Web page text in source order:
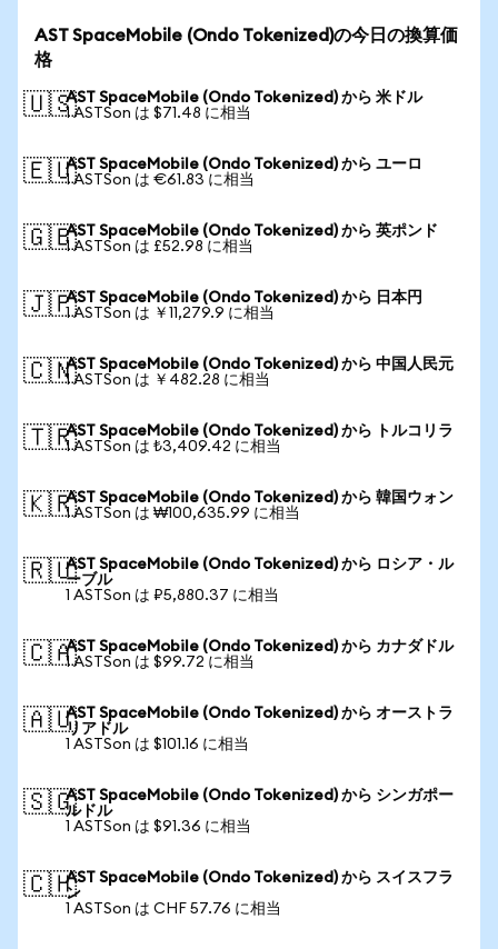
AST SpaceMobile (Ondo Tokenized)の今日の換算価
格
🇺🇸AST SpaceMobile (Ondo Tokenized) から 米ドル
1 ASTSon は $71.48 に相当
🇪🇺AST SpaceMobile (Ondo Tokenized) から ユーロ
1 ASTSon は €61.83 に相当
🇬🇧AST SpaceMobile (Ondo Tokenized) から 英ポンド
1 ASTSon は £52.98 に相当
🇯🇵AST SpaceMobile (Ondo Tokenized) から 日本円
1 ASTSon は ￥11,279.9 に相当
🇨🇳AST SpaceMobile (Ondo Tokenized) から 中国人民元
1 ASTSon は ￥482.28 に相当
🇹🇷AST SpaceMobile (Ondo Tokenized) から トルコリラ
1 ASTSon は ₺3,409.42 に相当
🇰🇷AST SpaceMobile (Ondo Tokenized) から 韓国ウォン
1 ASTSon は ₩100,635.99 に相当
🇷🇺AST SpaceMobile (Ondo Tokenized) から ロシア・ル
ーブル
1 ASTSon は ₽5,880.37 に相当
🇨🇦AST SpaceMobile (Ondo Tokenized) から カナダドル
1 ASTSon は $99.72 に相当
🇦🇺AST SpaceMobile (Ondo Tokenized) から オーストラ
リアドル
1 ASTSon は $101.16 に相当
🇸🇬AST SpaceMobile (Ondo Tokenized) から シンガポー
ルドル
1 ASTSon は $91.36 に相当
🇨🇭AST SpaceMobile (Ondo Tokenized) から スイスフラ
ン
1 ASTSon は CHF 57.76 に相当